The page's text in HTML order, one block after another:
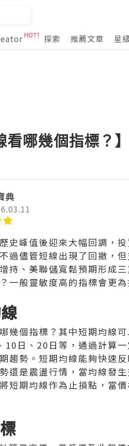
探索 推薦文章 星
看哪幾個指標？
典
史峰值後迎來大幅回調，
過儘管短線出現了回撤，
持、美聯儲寬鬆預期形成
一般靈敏度高的指標會更為
幾個指標？其中短期均線
10日、20日等，通過計算
趨勢。短期均線能夠快速
還是震盪行情，當均線發
短期均線作為止損點，當